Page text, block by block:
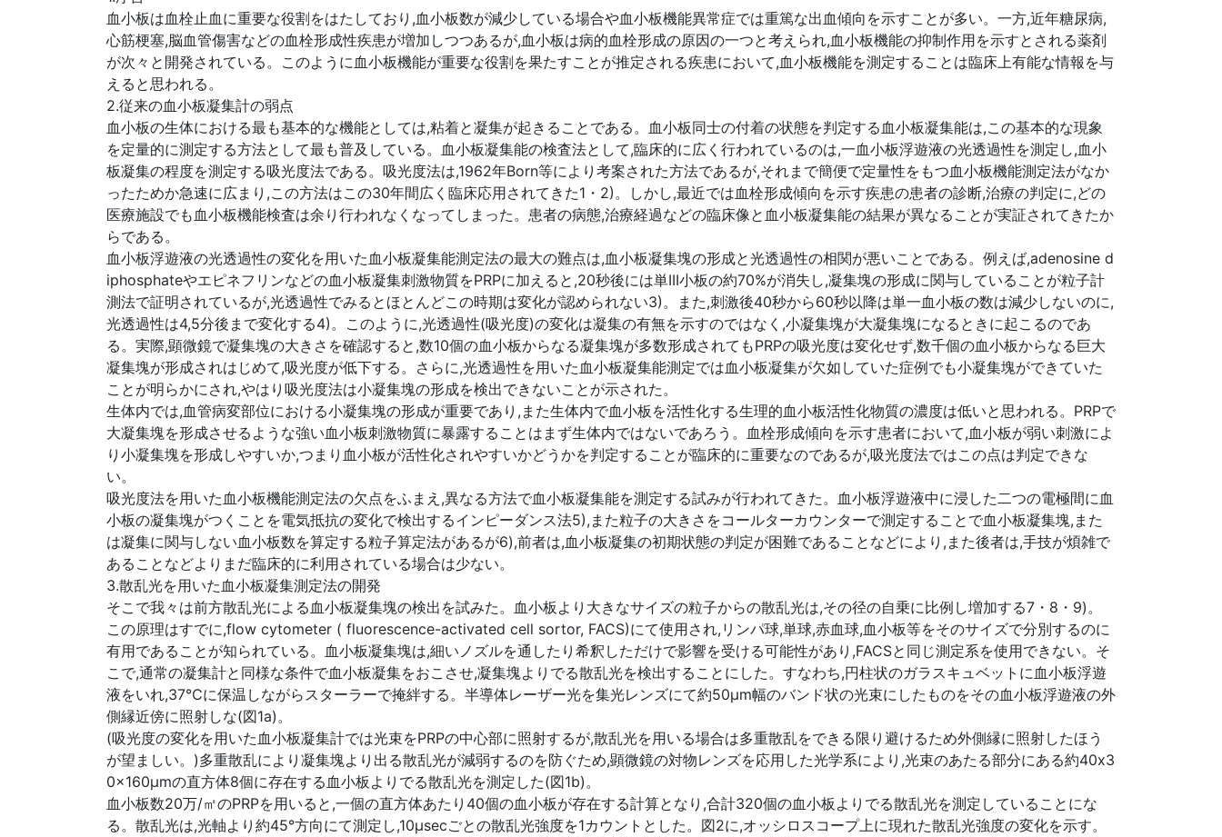
血小板は血栓止血に重要な役割をはたしており,血小板数が減少している場合や血小板機能異常症では重篤な出血傾向を示すことが多い。一方,近年糖尿病,
心筋梗塞,脳血管傷害などの血栓形成性疾患が増加しつつあるが,血小板は病的血栓形成の原因の一つと考えられ,血小板機能の抑制作用を示すとされる薬剤
が次々と開発されている。このように血小板機能が重要な役割を果たすことが推定される疾患において,血小板機能を測定することは臨床上有能な情報を与
えると思われる。
2.従来の血小板凝集計の弱点
血小板の生体における最も基本的な機能としては,粘着と凝集が起きることである。血小板同士の付着の状態を判定する血小板凝集能は,この基本的な現象
を定量的に測定する方法として最も普及している。血小板凝集能の検査法として,臨床的に広く行われているのは,一血小板浮遊液の光透過性を測定し,血小
板凝集の程度を測定する吸光度法である。吸光度法は,1962年Born等により考案された方法であるが,それまで簡便で定量性をもつ血小板機能測定法がなか
ったためか急速に広まり,この方法はこの30年間広く臨床応用されてきた1・2)。しかし,最近では血栓形成傾向を示す疾患の患者の診断,治療の判定に,どの
医療施設でも血小板機能検査は余り行われなくなってしまった。患者の病態,治療経過などの臨床像と血小板凝集能の結果が異なることが実証されてきたか
らである。
血小板浮遊液の光透過性の変化を用いた血小板凝集能測定法の最大の難点は,血小板凝集塊の形成と光透過性の相関が悪いことである。例えば,adenosine d
iphosphateやエピネフリンなどの血小板凝集刺激物質をPRPに加えると,20秒後には単III小板の約70%が消失し,凝集塊の形成に関与していることが粒子計
測法で証明されているが,光透過性でみるとほとんどこの時期は変化が認められない3)。また,刺激後40秒から60秒以降は単一血小板の数は減少しないのに,
光透過性は4,5分後まで変化する4)。このように,光透過性(吸光度)の変化は凝集の有無を示すのではなく,小凝集塊が大凝集塊になるときに起こるのであ
る。実際,顕微鏡で凝集塊の大きさを確認すると,数10個の血小板からなる凝集塊が多数形成されてもPRPの吸光度は変化せず,数千個の血小板からなる巨大
凝集塊が形成されはじめて,吸光度が低下する。さらに,光透過性を用いた血小板凝集能測定では血小板凝集が欠如していた症例でも小凝集塊ができていた
ことが明らかにされ,やはり吸光度法は小凝集塊の形成を検出できないことが示された。
生体内では,血管病変部位における小凝集塊の形成が重要であり,また生体内で血小板を活性化する生理的血小板活性化物質の濃度は低いと思われる。PRPで
大凝集塊を形成させるような強い血小板刺激物質に暴露することはまず生体内ではないであろう。血栓形成傾向を示す患者において,血小板が弱い刺激によ
り小凝集塊を形成しやすいか,つまり血小板が活性化されやすいかどうかを判定することが臨床的に重要なのであるが,吸光度法ではこの点は判定できな
い。
吸光度法を用いた血小板機能測定法の欠点をふまえ,異なる方法で血小板凝集能を測定する試みが行われてきた。血小板浮遊液中に浸した二つの電極間に血
小板の凝集塊がつくことを電気抵抗の変化で検出するインピーダンス法5),また粒子の大きさをコールターカウンターで測定することで血小板凝集塊,また
は凝集に関与しない血小板数を算定する粒子算定法があるが6),前者は,血小板凝集の初期状態の判定が困難であることなどにより,また後者は,手技が煩雑で
あることなどよりまだ臨床的に利用されている場合は少ない。
3.散乱光を用いた血小板凝集測定法の開発
そこで我々は前方散乱光による血小板凝集塊の検出を試みた。血小板より大きなサイズの粒子からの散乱光は,その径の自乗に比例し増加する7・8・9)。
この原理はすでに,flow cytometer ( fluorescence-activated cell sortor, FACS)にて使用され,リンパ球,単球,赤血球,血小板等をそのサイズで分別するのに
有用であることが知られている。血小板凝集塊は,細いノズルを通したり希釈しただけで影響を受ける可能性があり,FACSと同じ測定系を使用できない。そ
こで,通常の凝集計と同様な条件で血小板凝集をおこさせ,凝集塊よりでる散乱光を検出することにした。すなわち,円柱状のガラスキュベットに血小板浮遊
液をいれ,37℃に保温しながらスターラーで掩絆する。半導体レーザー光を集光レンズにて約50μm幅のバンド状の光束にしたものをその血小板浮遊液の外
側縁近傍に照射しな(図1a)。
(吸光度の変化を用いた血小板凝集計では光束をPRPの中心部に照射するが,散乱光を用いる場合は多重散乱をできる限り避けるため外側縁に照射したほう
が望ましい。)多重散乱により凝集塊より出る散乱光が減弱するのを防ぐため,顕微鏡の対物レンズを応用した光学系により,光束のあたる部分にある約40x3
0x160μmの直方体8個に存在する血小板よりでる散乱光を測定した(図1b)。
血小板数20万/㎡のPRPを用いると,一個の直方体あたり40個の血小板が存在する計算となり,合計320個の血小板よりでる散乱光を測定していることにな
る。散乱光は,光軸より約45°方向にて測定し,10μsecごとの散乱光強度を1カウントとした。図2に,オッシロスコープ上に現れた散乱光強度の変化を示す。